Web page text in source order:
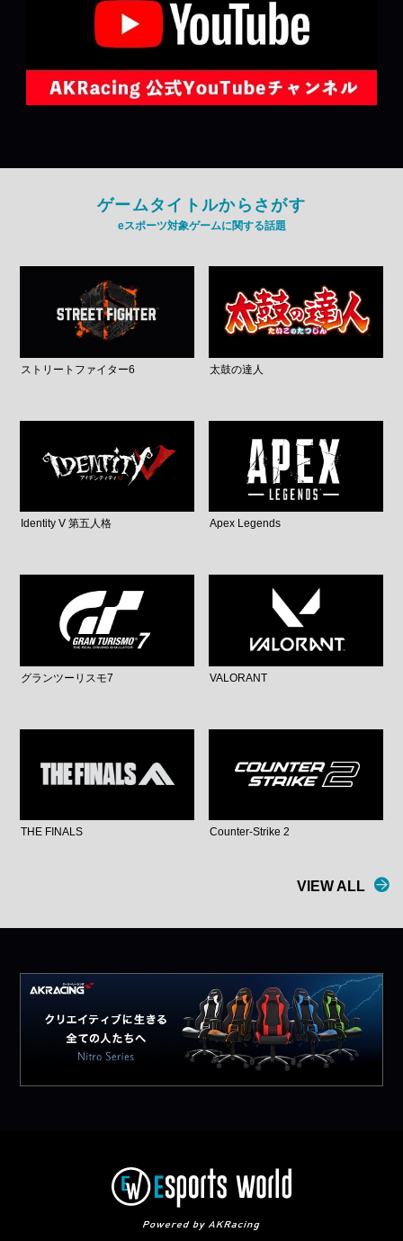
ゲームタイトルからさがす
eスポーツ対象ゲームに関する話題
ストリートファイター6 太鼓の達人
Identity V 第五人格 Apex Legends
グランツーリスモ7 VALORANT
THE FINALS Counter-Strike 2
VIEW ALL